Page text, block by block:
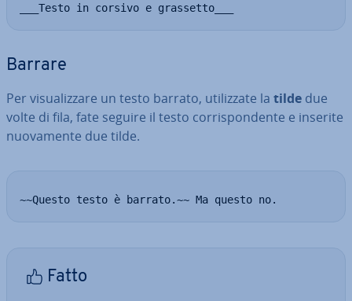
___Testo in corsivo e grassetto___
Barrare
Per vi­sua­liz­za­re un testo barrato, uti­liz­za­te la tilde due
volte di fila, fate seguire il testo cor­ri­spon­den­te e inserite
nuo­va­men­te due tilde.
~~Questo testo è barrato.~~ Ma questo no.
Fatto